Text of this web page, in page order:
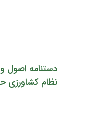
دستنامه اصول
نظام کشاورزی